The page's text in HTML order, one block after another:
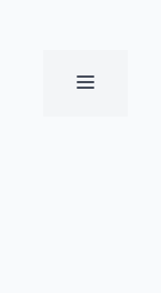
MENU